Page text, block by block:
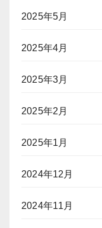
2025年5月
2025年4月
2025年3月
2025年2月
2025年1月
2024年12月
2024年11月